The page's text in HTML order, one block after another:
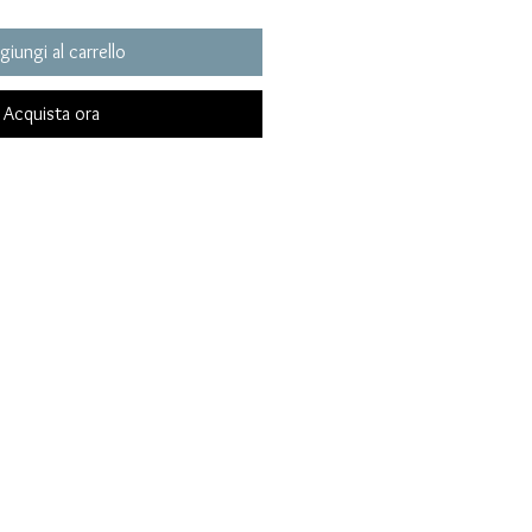
al carrello
Acquista ora